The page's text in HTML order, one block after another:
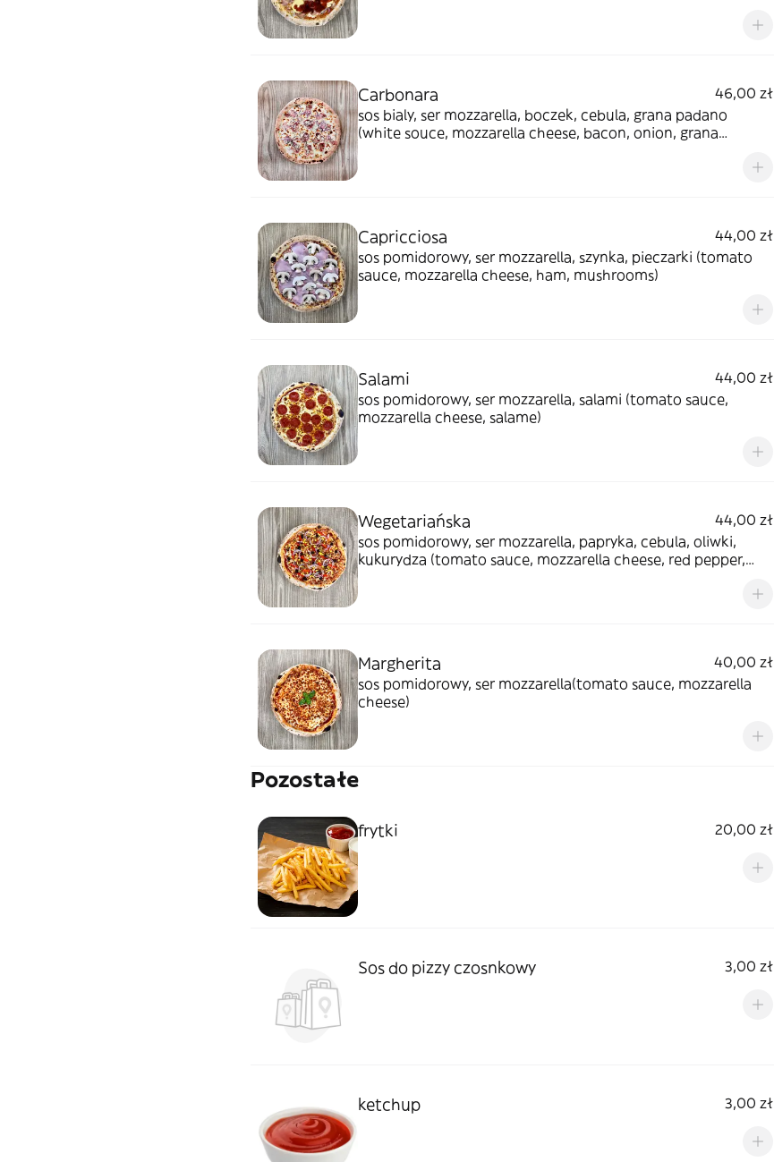
Carbonara
46,00 zł
sos bialy, ser mozzarella, boczek, cebula, grana padano
(white souce, mozzarella cheese, bacon, onion, grana
Capricciosa
44,00 zł
sos pomidorowy, ser mozzarella, szynka, pieczarki (tomato
sauce, mozzarella cheese, ham, mushrooms)
Salami
44,00 zł
sos pomidorowy, ser mozzarella, salami (tomato sauce,
mozzarella cheese, salame)
Wegetariańska
44,00 zł
sos pomidorowy, ser mozzarella, papryka, cebula, oliwki,
kukurydza (tomato sauce, mozzarella cheese, red pepper,
Margherita
40,00 zł
sos pomidorowy, ser mozzarella(tomato sauce, mozzarella
cheese)
Pozostałe
frytki 20,00 zł
Sos do pizzy czosnkowy 3,00 zł
ketchup 3,00 zł